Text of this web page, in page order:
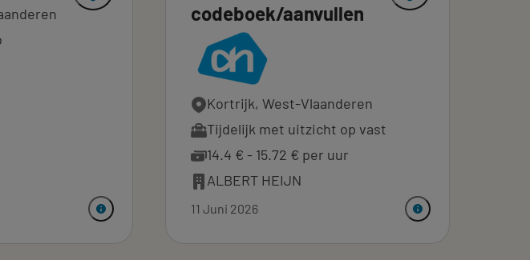
codeboek/aanvullen
Kortrijk, West-Vlaanderen
Tijdelijk met uitzicht op vast
14.4 € - 15.72 € per uur
ALBERT HEIJN
11 Juni 2026